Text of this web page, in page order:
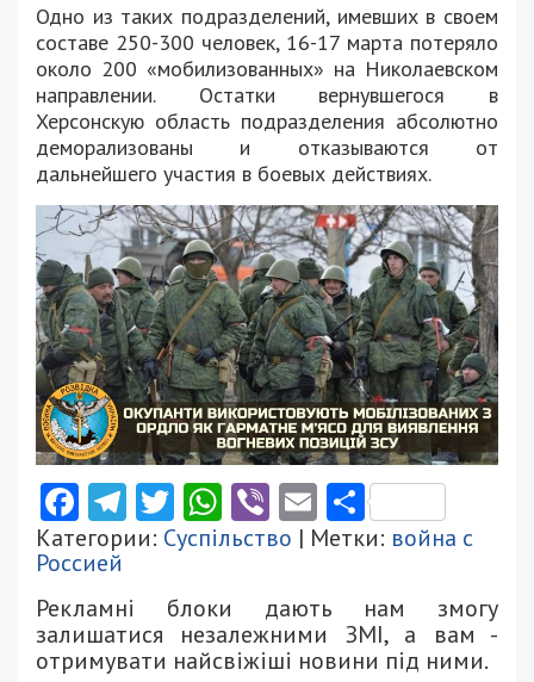
Одно из таких подразделений, имевших в своем
составе 250-300 человек, 16-17 марта потеряло
около 200 «мобилизованных» на Николаевском
направлении. Остатки вернувшегося в
Херсонскую область подразделения абсолютно
деморализованы и отказываются от
дальнейшего участия в боевых действиях.
Facebook
Telegram
Twitter
WhatsApp
ViberEmail
Категории: Суспільство | Метки: война с
Россией
Рекламні блоки дають нам змогу
залишатися незалежними ЗМІ, а вам -
отримувати найсвіжіші новини під ними.